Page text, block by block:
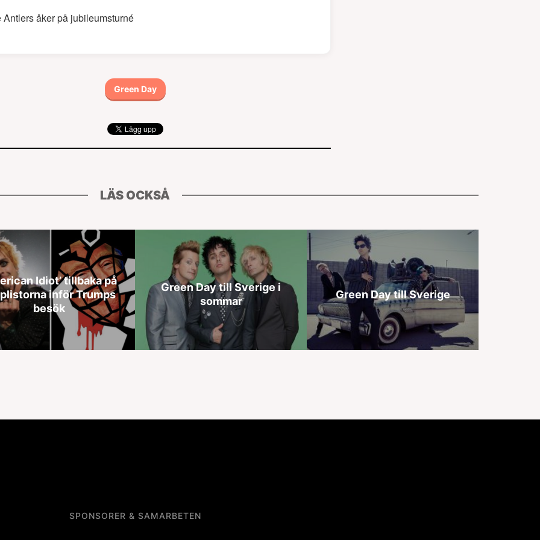
Antlers åker på jubileumsturné
Green Day
LÄS OCKSÅ
Idiot’ tillbaka på
inför Trumps
besök
Green Day till Sverige i
sommar
Green Day till Sverige
SPONSORER & SAMARBETEN